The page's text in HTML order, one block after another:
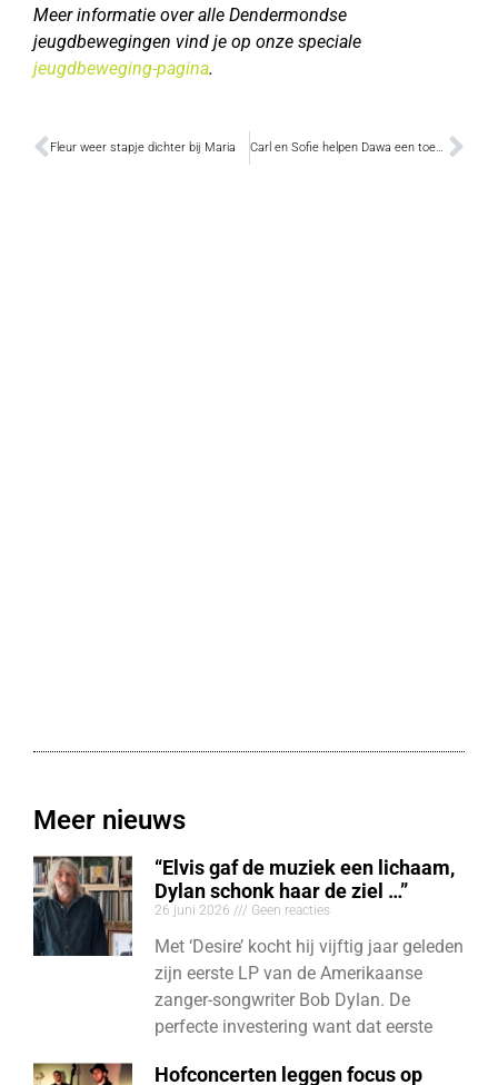
Meer informatie over alle Dendermondse
jeugdbewegingen vind je op onze speciale
jeugdbeweging-pagina.
Fleur weer stapje dichter bij Maria Carl en Sofie helpen Dawa een toekomst opbouwen
Meer nieuws
“Elvis gaf de muziek een lichaam,
Dylan schonk haar de ziel …”
26 juni 2026 Geen reacties
Met ‘Desire’ kocht hij vijftig jaar geleden
zijn eerste LP van de Amerikaanse
zanger-songwriter Bob Dylan. De
perfecte investering want dat eerste
Hofconcerten leggen focus op